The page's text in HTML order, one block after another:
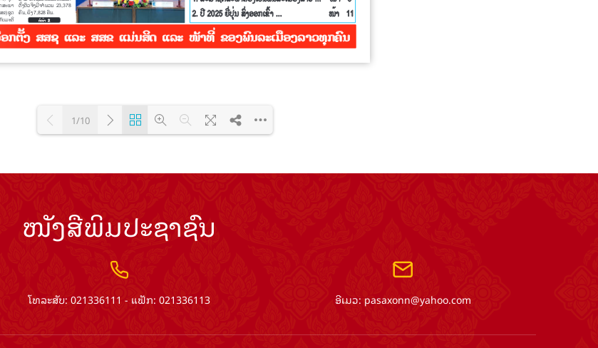
1/10
ໜັງສືພິມປະຊາຊົນ
ໂທລະສັບ: 021336111 - ແຟັກ: 021336113 ອີເມວ: pasaxonn@yahoo.com